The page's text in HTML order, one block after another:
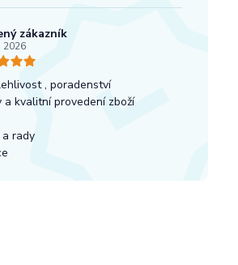
zákazník
2026
, poradenství
a kvalitní provedení zboží
rady